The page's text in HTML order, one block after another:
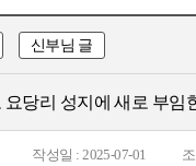
신부님 글
요당리 성지에 새로 부임
작성일 : 2025-07-01